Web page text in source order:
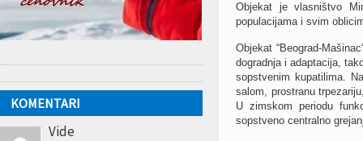
Objekat je vlasništvo
populacijama i svim
Objekat “Beograd-
dogradnja i adaptacija,
sopstvenim kupatilima.
salom, prostranu
U zimskom periodu
sopstveno centralno
KOMENTARI
Vide